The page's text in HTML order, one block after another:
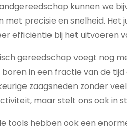
kunnen we
met precisie en snelheid.
efficiëntie bij het uitvoeren
gereedschap voegt nog
in een fractie van de
zaagsneden zonder
maar stelt ons ook in
tools hebben ook een